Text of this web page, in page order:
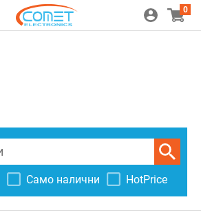
0
Само налични HotPrice